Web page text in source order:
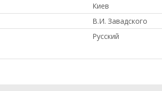
Киев
В.И. Завадского
Русский